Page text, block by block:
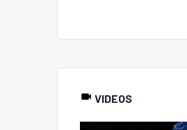
VIDEOS